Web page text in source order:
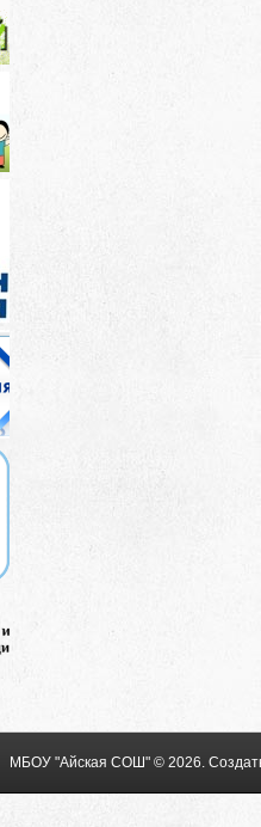
МБОУ "Айская СОШ" © 2026.